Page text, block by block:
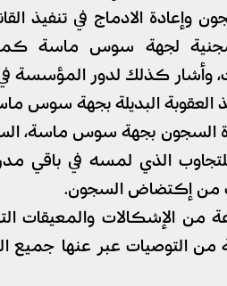
لجهة سوس ماسة كما
وأشار كذلك لدور المؤسسة في
العقوبة البديلة بجهة سوس
السجون بجهة سوس ماسة،
للتجاوب الذي لمسه في باقي
من إكتضاض السجون.
من الإشكالات والمعيقات
عبر عنها جميع